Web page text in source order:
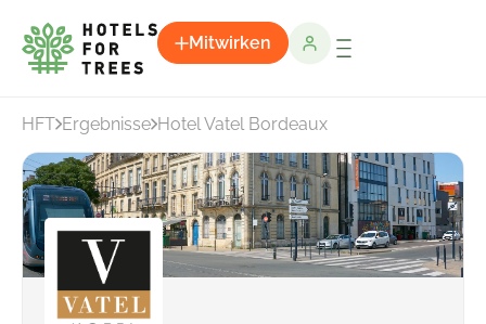
Mitwirken
HFT Ergebnisse Hotel Vatel Bordeaux